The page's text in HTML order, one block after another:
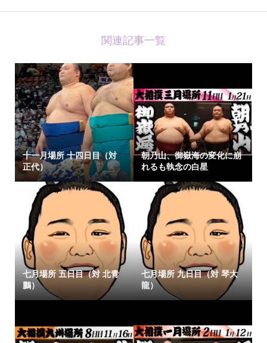
関連記事一覧
十一月場所 十四日目（対
正代）
朝乃山、御嶽海の変化に崩
れるも執念の白星
七月場所 五日目（対 北青
鵬）
七月場所 九日目（対 琴大
龍）